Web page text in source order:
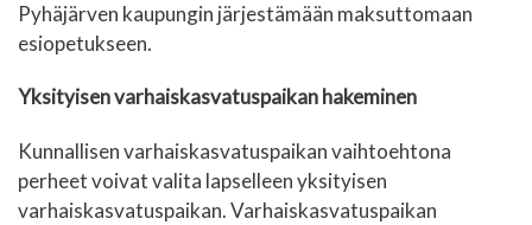
Pyhäjärven kaupungin järjestämään maksuttomaan
esiopetukseen.
Yksityisen varhaiskasvatuspaikan hakeminen
Kunnallisen varhaiskasvatuspaikan vaihtoehtona
perheet voivat valita lapselleen yksityisen
varhaiskasvatuspaikan. Varhaiskasvatuspaikan